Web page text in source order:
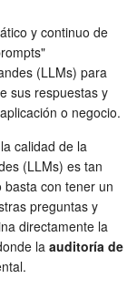
y continuo de
(LLMs) para
sus respuestas y
o negocio.
calidad de la
(LLMs) es tan
con tener un
preguntas y
directamente la
la auditoría de